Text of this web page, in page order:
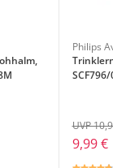
Philips
9,99 €
UVP